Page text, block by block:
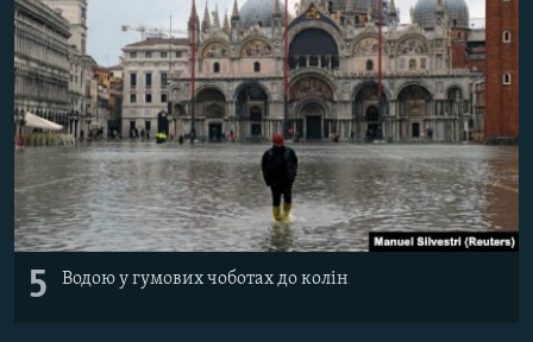
5 Водою у гумових чоботах до колін